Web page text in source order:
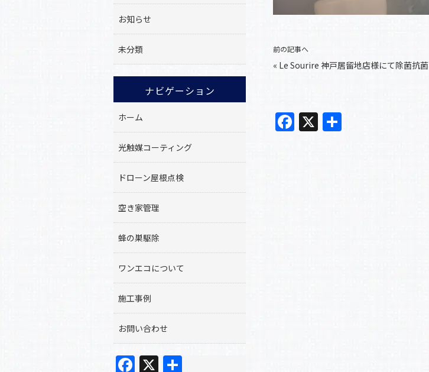
前の記事へ
« Le Sourire 神戸居留地店様にて除菌抗菌
F X
お知らせ
未分類
ナビゲーション
ホーム
光触媒コーティング
ドローン屋根点検
空き家管理
蜂の巣駆除
ワンエコについて
施工事例
お問い合わせ
F X